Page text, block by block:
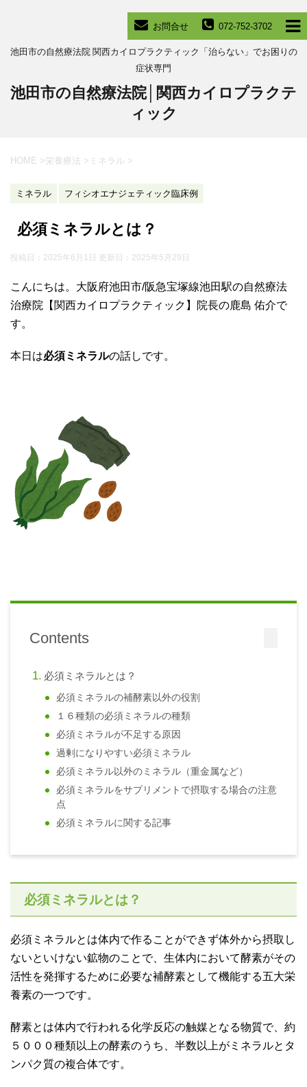
072-752-3702
お問合せ
池田市の自然療法院 関西カイロプラクティック「治らない」でお困りの
症状専門
池田市の自然療法院│関西カイロプラクテ
ィック
HOME >栄養療法 > ミネラル >
ミネラル フィシオエナジェティック臨床例
必須ミネラルとは？
投稿日：2025年6月1日 更新日： 2025年5月29日
こんにちは。大阪府池田市/阪急宝塚線池田駅の自然療法
治療院【関西カイロプラクティック】院長の鹿島 佑介で
す。
本日は必須ミネラルの話しです。
Contents
必須ミネラルとは？
必須ミネラルの補酵素以外の役割
１６種類の必須ミネラルの種類
必須ミネラルが不足する原因
過剰になりやすい必須ミネラル
必須ミネラル以外のミネラル（重金属など）
必須ミネラルをサプリメントで摂取する場合の注意
点
必須ミネラルに関する記事
必須ミネラルとは？
必須ミネラルとは体内で作ることができず体外から摂取し
ないといけない鉱物のことで、生体内において酵素がその
活性を発揮するために必要な補酵素として機能する五大栄
養素の一つです。
酵素とは体内で行われる化学反応の触媒となる物質で、約
５０００種類以上の酵素のうち、半数以上がミネラルとタ
ンパク質の複合体です。